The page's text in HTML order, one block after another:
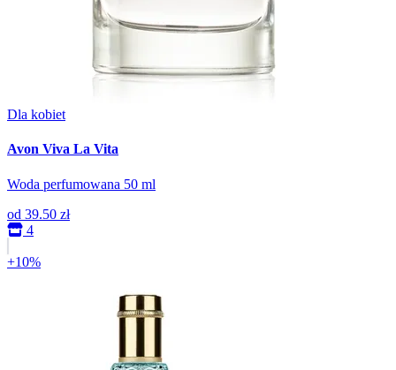
Dla kobiet
Avon Viva La Vita
Woda perfumowana 50 ml
od 39.50 zł
4
+10%